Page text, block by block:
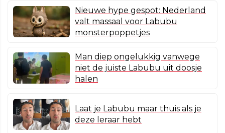
Nieuwe hype gespot: Nederland
valt massaal voor Labubu
monsterpoppetjes
Man diep ongelukkig vanwege
niet de juiste Labubu uit doosje
halen
Laat je Labubu maar thuis als je
deze leraar hebt